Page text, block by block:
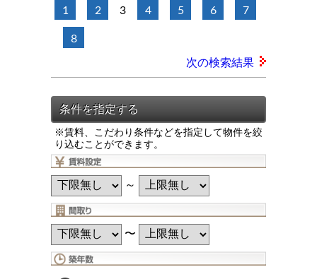
1 2 3 4 5 6 7
8
次の検索結果
※賃料、こだわり条件などを指定して物件を絞
り込むことができます。
～
〜